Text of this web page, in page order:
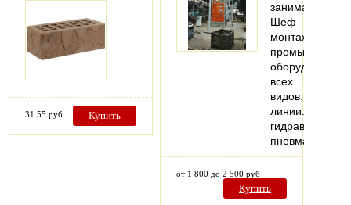
31.55 руб Купить
занимается
Шеф
монтажом
всех
линии.Монтаж
гидравлических
от 1 800 до 2 500 руб
Купить